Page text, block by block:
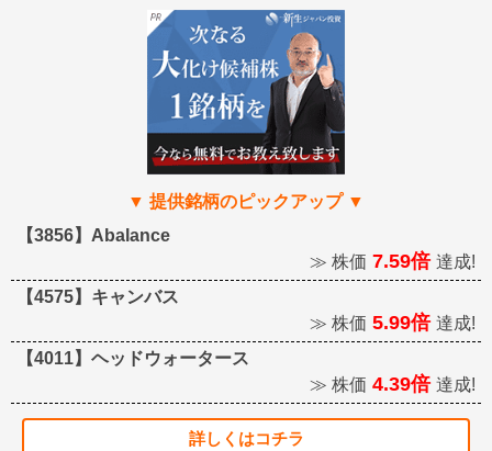
【3856】Abalance
≫ 株価 7.59倍 達成!
【4575】キャンバス
≫ 株価 5.99倍 達成!
【4011】ヘッドウォータース
≫ 株価 4.39倍 達成!
詳しくはコチラ